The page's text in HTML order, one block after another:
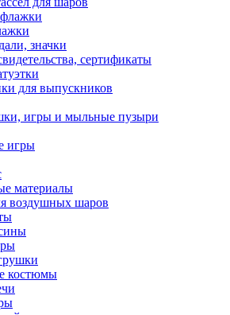
значки
сертификаты
для выпускников
игры и мыльные пузыри
игры
материалы
воздушных шаров
костюмы